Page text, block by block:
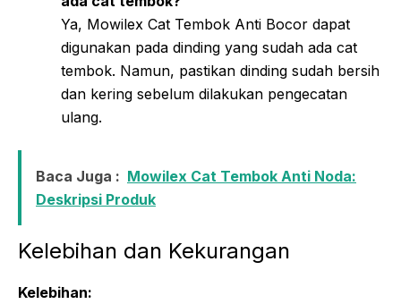
Ya, Mowilex Cat Tembok Anti Bocor dapat
digunakan pada dinding yang sudah ada cat
tembok. Namun, pastikan dinding sudah bersih
dan kering sebelum dilakukan pengecatan
ulang.
Baca Juga : Mowilex Cat Tembok Anti Noda:
Deskripsi Produk
Kelebihan dan Kekurangan
Kelebihan: